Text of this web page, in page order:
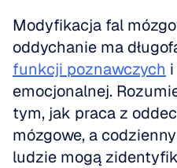
Modyfikacja fal
funkcji poznawczych
emocjonalnej.
tym, jak praca z
mózgowe, a
ludzie mogą